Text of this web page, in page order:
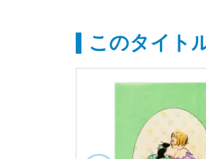
このタイト